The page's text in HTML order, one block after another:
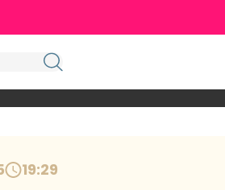
19:29